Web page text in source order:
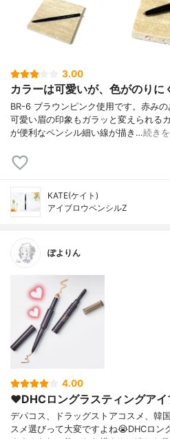
3.00
カラーは可愛いが、色がのりに
BR-6 ブラウンピンク使用です。赤み
可愛い眉の印象もガラッと変えられる
が便利なペンシル細い線が描き…続き
KATE(ケイト)
アイブロウペンシルZ
ぽよりん
4.00
❤︎DHCロングラスティングア
デパコス、ドラッグストアコスメ、韓
スメ選びって大変ですよね😭DHCロン